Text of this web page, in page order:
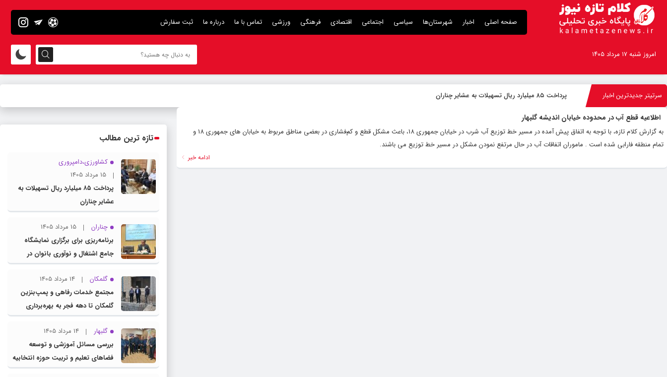
صفحه اصلی اخبار شهرستان‌ها سیاسی اجتماعی اقتصادی فرهنگی ورزشی تماس با ما درباره ما ثبت سفارش
امروز شنبه ۱۷ مرداد ۱۴۰۵
سرتیتر جدیدترین اخبار پرداخت ۸۵ میلیارد ریال تسهیلات به عشایر چناران
اطلاعیه قطع آب در محدوده خیابان اندیشه گلبهار
به گزارش کلام تازه، با توجه به اتفاق پیش آمده در مسیر خط توزیع آب شرب در خیابان جمهوری 18، باعث مشکل قطع و کم‌فشاری در بعضی مناطق مربوط به خیابان های جمهوری 18 و
تمام منطقه فارابی شده است . ماموران اتفاقات آب در حال مرتفع نمودن مشکل در مسیر خط توزیع می باشند.
ادامه خبر
تازه ترین مطالب
کشاورزی،دامپروری
15 مرداد 1405
پرداخت ۸۵ میلیارد ریال تسهیلات به
عشایر چناران
چناران
15 مرداد 1405
برنامه‌ریزی برای برگزاری نمایشگاه
جامع اشتغال و نوآوری بانوان در
چناران
گلمکان
14 مرداد 1405
مجتمع خدمات رفاهی و پمپ‌بنزین
گلمکان تا دهه فجر به بهره‌برداری
می‌رسد
گلبهار
14 مرداد 1405
بررسی مسائل آموزشی و توسعه
فضاهای تعلیم و تربیت حوزه انتخابیه
در نشست مشترک عضو کمیسیون